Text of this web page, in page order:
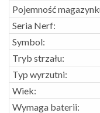
Pojemność
Seria Nerf:
Symbol:
Tryb strzału:
Typ wyrzutni:
Wiek:
Wymaga baterii: